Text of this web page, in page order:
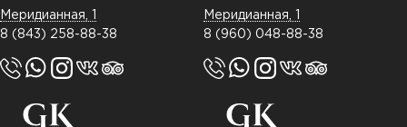
Меридианная, 1
8 (843) 258-88-38
Меридианная, 1
8 (960) 048-88-38